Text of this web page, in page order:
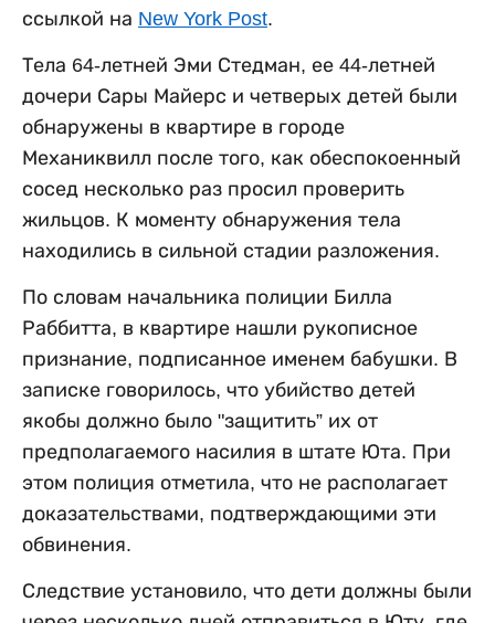
ссылкой на New York Post.
Тела 64-летней Эми Стедман, ее 44-летней
дочери Сары Майерс и четверых детей были
обнаружены в квартире в городе
Механиквилл после того, как обеспокоенный
сосед несколько раз просил проверить
жильцов. К моменту обнаружения тела
находились в сильной стадии разложения.
По словам начальника полиции Билла
Раббитта, в квартире нашли рукописное
признание, подписанное именем бабушки. В
записке говорилось, что убийство детей
якобы должно было "защитить” их от
предполагаемого насилия в штате Юта. При
этом полиция отметила, что не располагает
доказательствами, подтверждающими эти
обвинения.
Следствие установило, что дети должны были